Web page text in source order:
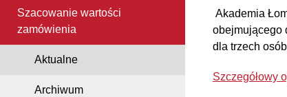
Szacowanie wartości
zamówienia
Aktualne
Archiwum
Akademia
obejmującego
dla trzech
Szczegółowy